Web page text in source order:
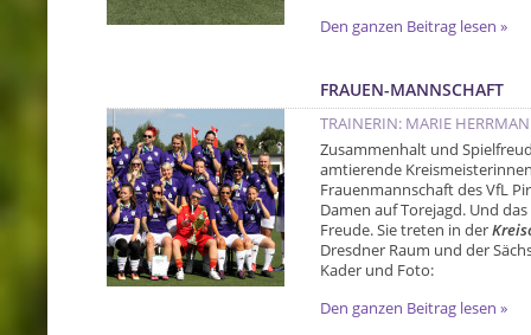
Den ganzen Beitrag lesen »
FRAUEN-MANNSCHAFT
TRAINERIN: MARIE
Zusammenhalt und
amtierende
Frauenmannschaft des VfL
Damen auf Torejagd. Und
Freude. Sie treten in der
Dresdner Raum und der
Kader und Foto:
Den ganzen Beitrag lesen »